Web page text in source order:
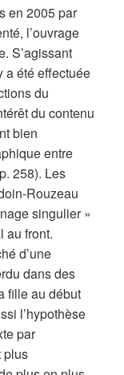
en 2005 par
l’ouvrage
S’agissant
a été effectuée
du
du contenu
bien
entre
258). Les
Rouzeau
singulier »
au front.
d’une
dans des
fille au début
l’hypothèse
par
plus